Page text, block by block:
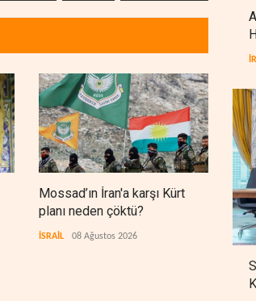
Mossad’ın İran'a karşı Kürt
planı neden çöktü?
İSRAİL 08 Ağustos 2026